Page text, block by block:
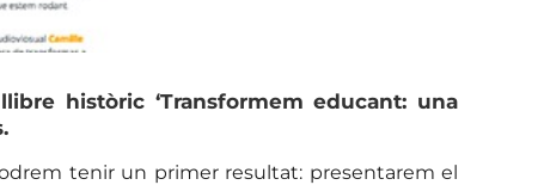
històric ‘Transformem educant: una
tenir un primer resultat: presentarem el